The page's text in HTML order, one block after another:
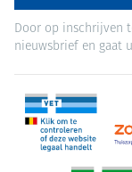
Door op inschrijven
nieuwsbrief en gaat